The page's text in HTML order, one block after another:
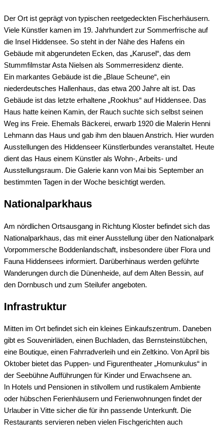
Der Ort ist geprägt von typischen reetgedeckten Fischerhäusern.
Viele Künstler kamen im 19. Jahrhundert zur Sommerfrische auf
die Insel Hiddensee. So steht in der Nähe des Hafens ein
Gebäude mit abgerundeten Ecken, das „Karusel“, das dem
Stummfilmstar Asta Nielsen als Sommerresidenz diente.
Ein markantes Gebäude ist die „Blaue Scheune“, ein
niederdeutsches Hallenhaus, das etwa 200 Jahre alt ist. Das
Gebäude ist das letzte erhaltene „Rookhus“ auf Hiddensee. Das
Haus hatte keinen Kamin, der Rauch suchte sich selbst seinen
Weg ins Freie. Ehemals Bäckerei, erwarb 1920 die Malerin Henni
Lehmann das Haus und gab ihm den blauen Anstrich. Hier wurden
Ausstellungen des Hiddenseer Künstlerbundes veranstaltet. Heute
dient das Haus einem Künstler als Wohn-, Arbeits- und
Ausstellungsraum. Die Galerie kann von Mai bis September an
bestimmten Tagen in der Woche besichtigt werden.
Nationalparkhaus
Am nördlichen Ortsausgang in Richtung Kloster befindet sich das
Nationalparkhaus, das mit einer Ausstellung über den Nationalpark
Vorpommersche Boddenlandschaft, insbesondere über Flora und
Fauna Hiddensees informiert. Darüberhinaus werden geführte
Wanderungen durch die Dünenheide, auf dem Alten Bessin, auf
den Dornbusch und zum Steilufer angeboten.
Infrastruktur
Mitten im Ort befindet sich ein kleines Einkaufszentrum. Daneben
gibt es Souvenirläden, einen Buchladen, das Bernsteinstübchen,
eine Boutique, einen Fahrradverleih und ein Zeltkino. Von April bis
Oktober bietet das Puppen- und Figurentheater „Homunkulus“ in
der Seebühne Aufführungen für Kinder und Erwachsene an.
In Hotels und Pensionen in stilvollem und rustikalem Ambiente
oder hübschen Ferienhäusern und Ferienwohnungen findet der
Urlauber in Vitte sicher die für ihn passende Unterkunft. Die
Restaurants servieren neben vielen Fischgerichten auch